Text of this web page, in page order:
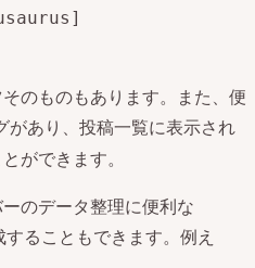
のものもあります。また、便
があり、投稿一覧に表示され
ができます。
のデータ整理に便利な
ることもできます。例え